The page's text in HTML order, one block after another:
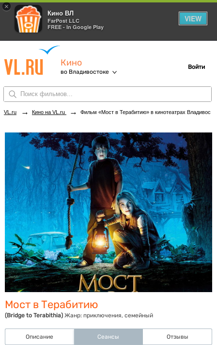
×
Кино ВЛ
FarPost LLC
FREE - In Google Play
VIEW
Кино
во Владивостоке
Войти
VL.ru → Кино на VL.ru → Фильм «Мост в Терабитию» в кинотеатрах Владивостока. Купить билеты!
Мост в Терабитию
(Bridge to Terabithia) Жанр: приключения, семейный
Описание Сеансы Отзывы